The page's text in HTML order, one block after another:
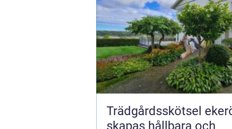
Trädgårdsskötsel ekerö
skapas hållbara och